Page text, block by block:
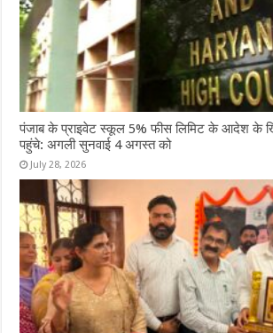
पंजाब के प्राइवेट स्कूल 5% फीस लिमिट के आदेश के
पहुंचे: अगली सुनवाई 4 अगस्त को
July 28, 2026